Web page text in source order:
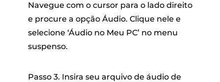
Navegue com o cursor para o lado direito
e procure a opção Áudio. Clique nele e
selecione ‘Áudio no Meu PC’ no menu
suspenso.
Passo 3. Insira seu arquivo de áudio de